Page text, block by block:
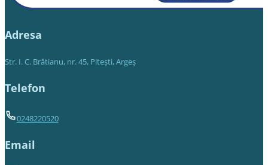
Adresa
Str. I. C. Brătianu, nr. 45, Piteşti, Argeş
Telefon
0248220520
Email